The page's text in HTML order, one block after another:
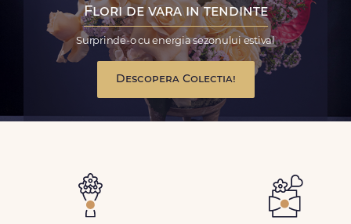
Flori de vara in tendinte
Surprinde-o cu energia sezonului estival
Descopera Colectia!